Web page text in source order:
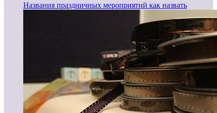
Названия праздничных мероприятий как назвать